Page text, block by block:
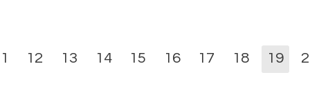
12 13 14 15 16 17 18 19